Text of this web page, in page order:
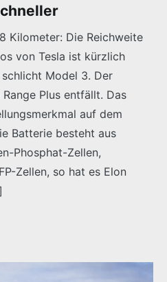
Kilometer: Die Reichweite
von Tesla ist kürzlich
Model 3. Der
Plus entfällt. Das
auf dem
Batterie besteht aus
Phosphat-Zellen,
Zellen, so hat es Elon